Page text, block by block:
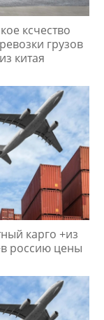
ксчество
грузов
из китая
карго +из
россию цены